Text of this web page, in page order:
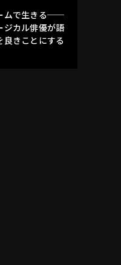
ムで生きる──
ジカル俳優が語
良きことにする